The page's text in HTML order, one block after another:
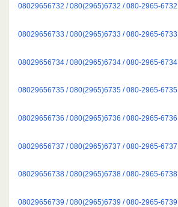
08029656732 / 080(2965)6732 / 080-2965-6732
08029656733 / 080(2965)6733 / 080-2965-6733
08029656734 / 080(2965)6734 / 080-2965-6734
08029656735 / 080(2965)6735 / 080-2965-6735
08029656736 / 080(2965)6736 / 080-2965-6736
08029656737 / 080(2965)6737 / 080-2965-6737
08029656738 / 080(2965)6738 / 080-2965-6738
08029656739 / 080(2965)6739 / 080-2965-6739